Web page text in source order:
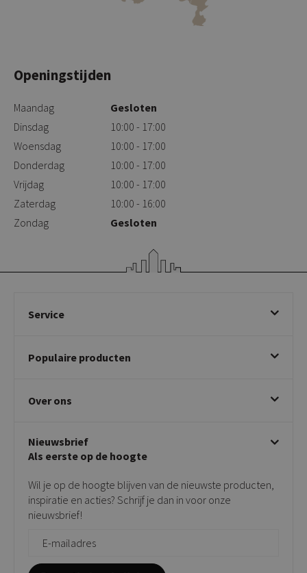
Openingstijden
Maandag
Gesloten
Dinsdag
10:00 - 17:00
Woensdag
10:00 - 17:00
Donderdag
10:00 - 17:00
Vrijdag
10:00 - 17:00
Zaterdag
10:00 - 16:00
Zondag
Gesloten
Service
Betalen & annuleren
Klachtafhandeling
Privacy policy
Populaire producten
Draaibare eetkamerstoelen
Taupe stoelen
Tuinstoelen
Bijzettafels
Over ons
Showroom
Contact
Onderhoudsproducten
Vloerbescherming
Giftcards
Nieuwsbrief
Als eerste op de hoogte
Wil je op de hoogte blijven van de nieuwste producten,
inspiratie en acties? Schrijf je dan in voor onze
nieuwsbrief!